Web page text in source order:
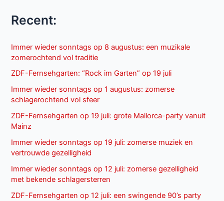
Recent:
Immer wieder sonntags op 8 augustus: een muzikale
zomerochtend vol traditie
ZDF-Fernsehgarten: “Rock im Garten” op 19 juli
Immer wieder sonntags op 1 augustus: zomerse
schlagerochtend vol sfeer
ZDF-Fernsehgarten op 19 juli: grote Mallorca-party vanuit
Mainz
Immer wieder sonntags op 19 juli: zomerse muziek en
vertrouwde gezelligheid
Immer wieder sonntags op 12 juli: zomerse gezelligheid
met bekende schlagersterren
ZDF-Fernsehgarten op 12 juli: een swingende 90’s party